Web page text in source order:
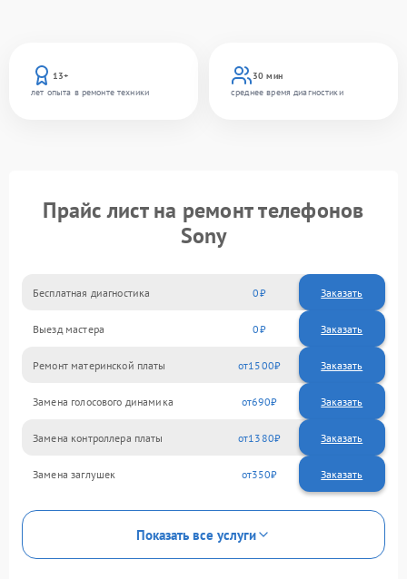
13+
лет опыта в ремонте техники
30 мин
среднее время диагностики
Прайс лист на ремонт телефонов
Sony
Бесплатная диагностика 0 Заказать
Выезд мастера 0 Заказать
Ремонт материнской платы 1500
Замена голосового динамика 690
Замена контроллера платы 1380
Замена заглушек 350
Показать все услуги